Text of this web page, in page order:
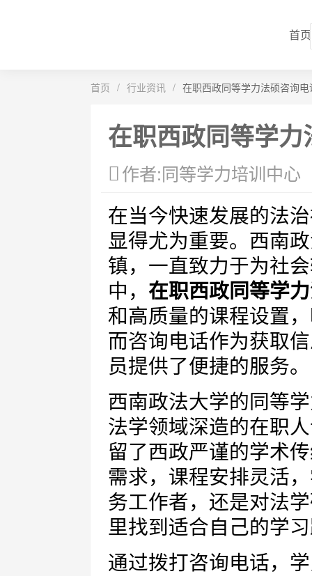
首页
首页 / 行业资讯 / 在职西政同等学力法硕咨询电
在职西政同等学
作者:同等学力培训中心
在当今快速发展的法
显得尤为重要。西南
镇，一直致力于为社
中， 在职西政同等学
和高质量的课程设置
而咨询电话作为获取
员提供了便捷的服务。
西南政法大学的同等
法学领域深造的在职
留了西政严谨的学术
需求，课程安排灵活
务工作者，还是对法
里找到适合自己的学
通过拨打咨询电话，